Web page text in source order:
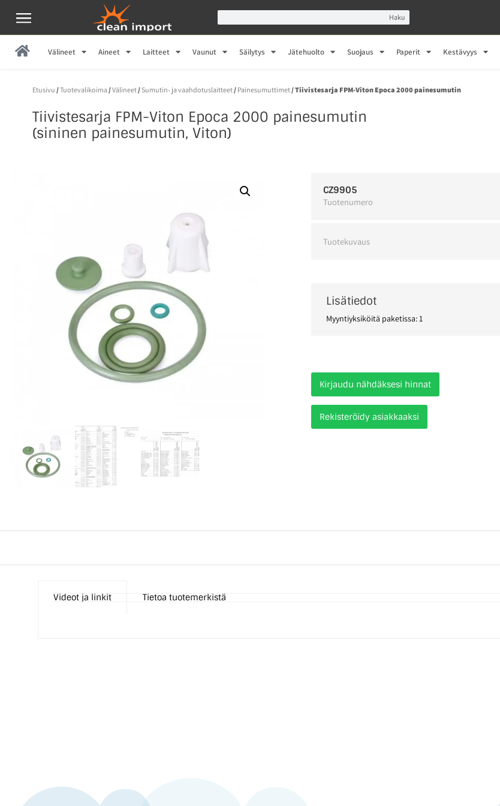
Haku
Välineet Aineet Laitteet Vaunut Säilytys Jätehuolto Suojaus Paperit Kestävyys
Etusivu /Tuotevalikoima/Välineet/ Sumutin- ja vaahdotuslaitteet/ Painesumuttimet/ Tiivistesarja FPM-Viton Epoca 2000 painesumutin
Tiivistesarja FPM-Viton Epoca 2000 painesumutin
(sininen painesumutin, Viton)
CZ9905
Tuotenumero
Tuotekuvaus
Lisätiedot
Myyntiyksiköitä paketissa: 1
Kirjaudu nähdäksesi hinnat
Rekisteröidy asiakkaaksi
Videot ja linkit Tietoa tuotemerkistä